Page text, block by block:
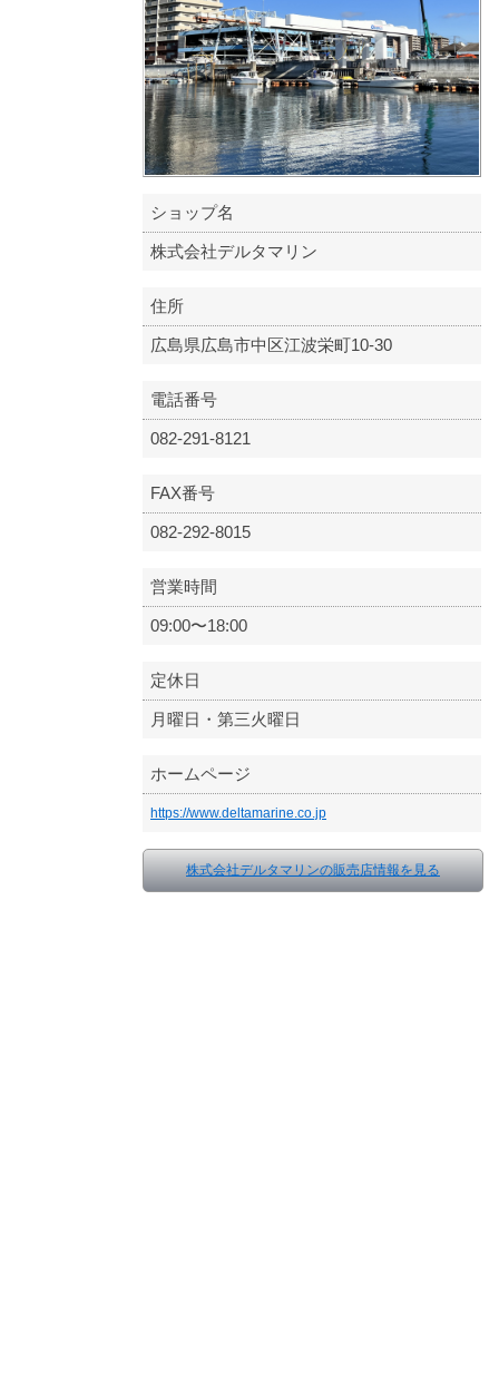
ショップ名
株式会社デルタマリン
住所
広島県広島市中区江波栄町10-30
電話番号
082-291-8121
FAX番号
082-292-8015
営業時間
09:00〜18:00
定休日
月曜日・第三火曜日
ホームページ
https://www.deltamarine.co.jp
株式会社デルタマリンの販売店情報を見る